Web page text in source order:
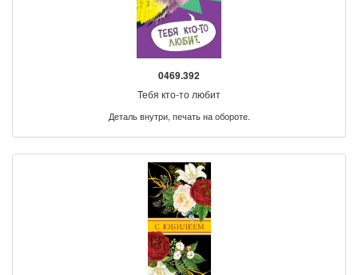
0469.392
Тебя кто-то любит
Деталь внутри, печать на обороте.